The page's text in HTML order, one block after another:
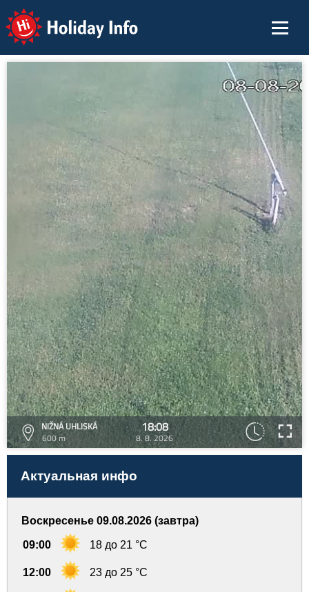
Holiday Info
NIŽNÁ UHLISKÁ
600 m
18:08
8. 8. 2026
Актуальная инфо
Воскресенье 09.08.2026 (завтра)
09:00 18 до 21 °C
12:00 23 до 25 °C